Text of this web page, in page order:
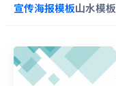
宣传海报模板山水模板